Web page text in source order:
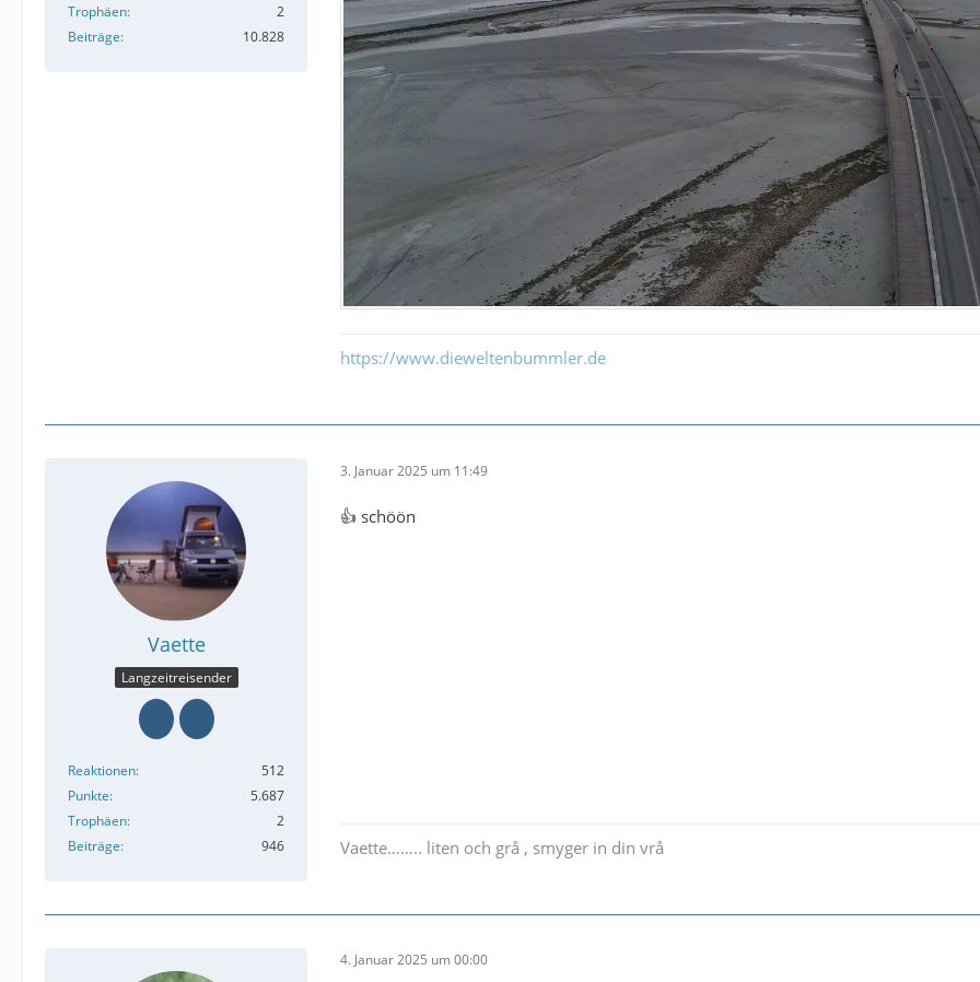
Trophäen
2
Beiträge
10.828
https://www.dieweltenbummler.de
Vaette
Langzeitreisender
Reaktionen
512
Punkte
5.687
Trophäen
2
Beiträge
946
3. Januar 2025 um 11:49
👍 schöön
Vaette…….. liten och grå , smyger in din vrå
4. Januar 2025 um 00:00